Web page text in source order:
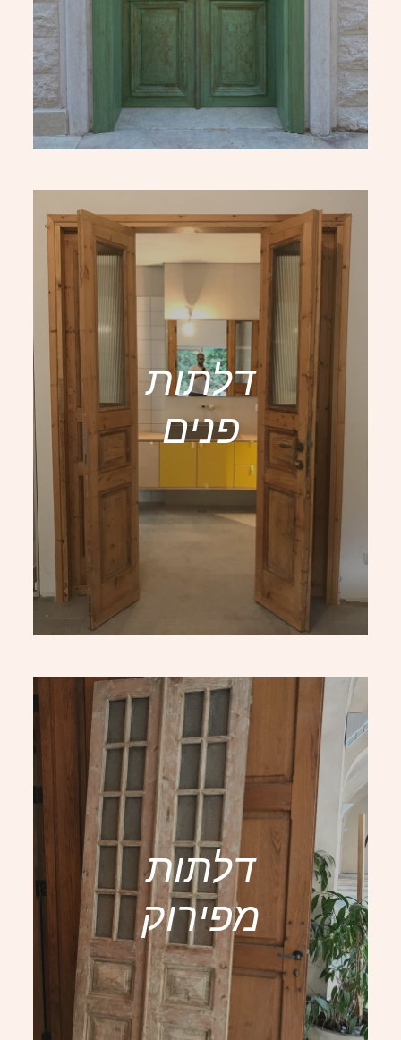
דלתות
פנים
דלתות
מפירוק